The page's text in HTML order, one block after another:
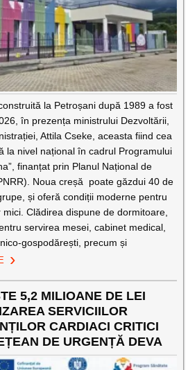
la Petroșani după 1989 a fost
în prezența ministrului Dezvoltării,
Attila Cseke, aceasta fiind cea
la nivel național în cadrul Programului
finanțat prin Planul Național de
Noua creșă poate găzdui 40 de
și oferă condiții moderne pentru
Clădirea dispune de dormitoare,
servirea mesei, cabinet medical,
gospodărești, precum și
5,2 MILIOANE DE LEI
SERVICIILOR
CARDIACI CRITICI
DE URGENȚĂ DEVA